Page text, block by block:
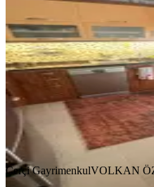
Kat Lüks
Tarsus,
3+1·140 m²·
4.285.000 ₺
Çerçi Gayrimenkul VOLKAN
Ara
Çerçi GayrimenkulVOLKAN